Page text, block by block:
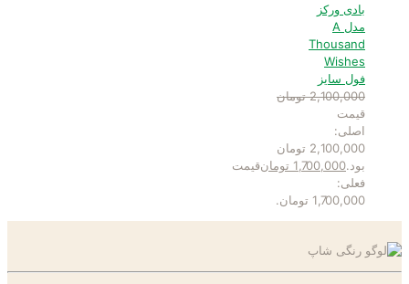
بادی ورکز
مدل A
Thousand
Wishes
فول سایز
2,100,000 تومان
قیمت
اصلی:
2,100,000 تومان
بود.1,700,000 تومانقیمت
فعلی:
1,700,000 تومان.